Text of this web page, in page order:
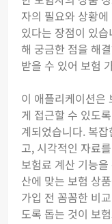
자의 필요와 상황
있다는 장점이 있
해 궁금한 점을 해
받을 수 있어 보험
이 애플리케이션은
게 접근할 수 있도
계되었습니다. 복
고, 시각적인 자료
보험료 계산 기능
산에 맞는 보험 상
가입 전 꼼꼼한 비
도록 돕는 것이 보